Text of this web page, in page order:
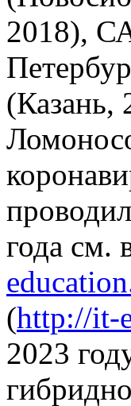
2018),
года см.
(http://it-
2023